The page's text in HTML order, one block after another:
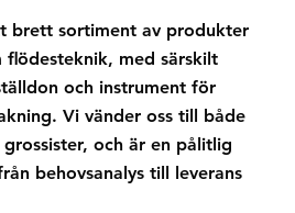
brett sortiment av produkter
flödesteknik, med särskilt
och instrument för
Vi vänder oss till både
och är en pålitlig
behovsanalys till leverans